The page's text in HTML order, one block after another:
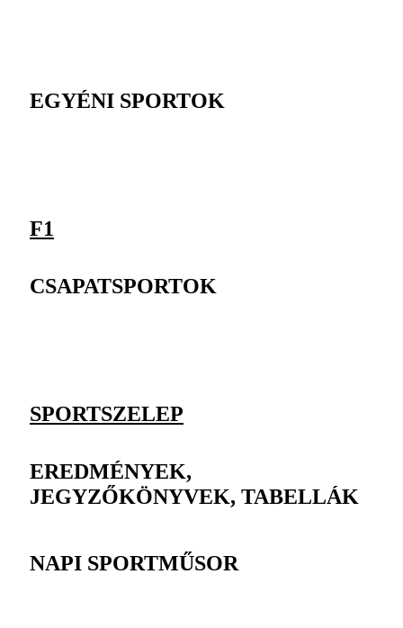
EGYÉNI SPORTOK
F1
CSAPATSPORTOK
SPORTSZELEP
EREDMÉNYEK,
JEGYZŐKÖNYVEK, TABELLÁK
NAPI SPORTMŰSOR